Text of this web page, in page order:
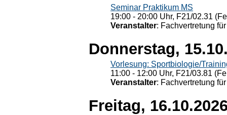
Seminar Praktikum MS
19:00 - 20:00 Uhr, F21/02.31
Veranstalter: Fachvertretung
Donnerstag,
Vorlesung: Sportbiologie/
11:00 - 12:00 Uhr, F21/03.81
Veranstalter: Fachvertretung
Freitag,